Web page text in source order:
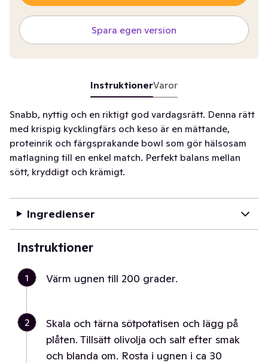
Spara egen version
InstruktionerVaror
Snabb, nyttig och en riktigt god vardagsrätt. Denna rätt
med krispig kycklingfärs och keso är en mättande,
proteinrik och färgsprakande bowl som gör hälsosam
matlagning till en enkel match. Perfekt balans mellan
sött, kryddigt och krämigt.
Ingredienser
Instruktioner
1 Värm ugnen till 200 grader.
2
Skala och tärna sötpotatisen och lägg på
plåten. Tillsätt olivolja och salt efter smak
och blanda om. Rosta i ugnen i ca 30